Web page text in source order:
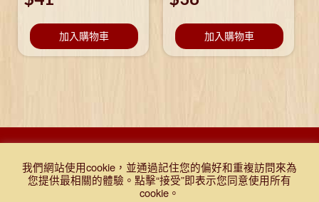
加入購物車 加入購物車
條款及細則| 免責聲明|門市報價表|TEST
我們網站使用cookie，並通過記住您的偏好和重複訪問來為
您提供最相關的體驗。點擊“接受”即表示您同意使用所有
cookie。